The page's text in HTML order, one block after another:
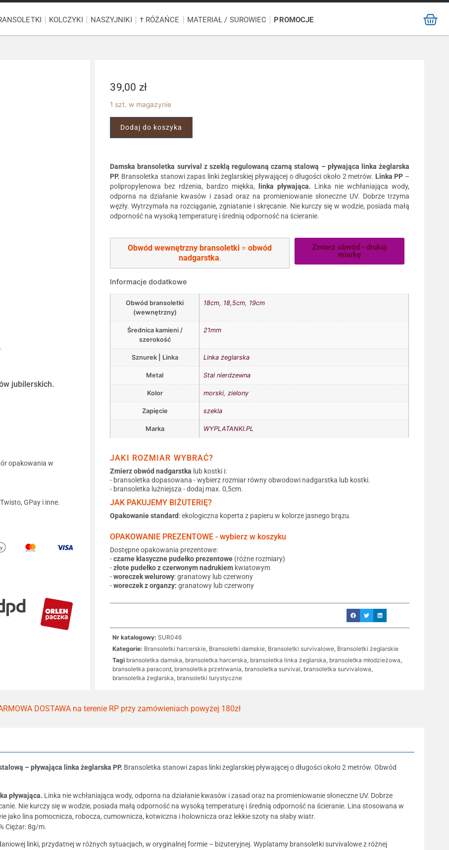
KOLCZYKI NASZYJNIKI † RÓŻAŃCE MATERIAŁ / SUROWIEC PROMOCJE
jubilerskich.
opakowania w
GPay i inne.
39,00 zł
1 szt. w magazynie
Dodaj do koszyka
Damska bransoletka survival z szeklą regulowaną czarną stalową – pływająca linka żeglarska
PP. Bransoletka stanowi zapas linki żeglarskiej pływającej o długości około 2 metrów. Linka PP –
polipropylenowa bez rdzenia, bardzo miękka, linkapływająca. Linka nie wchłaniająca wody,
odporna na działanie kwasów i zasad oraz na promieniowanie słoneczne UV. Dobrze trzyma
węzły. Wytrzymała na rozciąganie, zgniatanie i skręcanie. Nie kurczy się w wodzie, posiada małą
odporność na wysoką temperaturę i średnią odporność na ścieranie.
Obwód wewnętrzny bransoletki =obwód
nadgarstka.
Zmierz obwód - drukuj
miarkę
Informacje dodatkowe
Obwód bransoletki
(wewnętrzny)
18cm, 18,5cm, 19cm
Średnica kamieni /
szerokość
21mm
Sznurek | Linka Linka żeglarska
Metal Stal nierdzewna
Kolor morski,zielony
Zapięcie szekla
Marka WYPLATANKI.PL
JAKI ROZMIAR WYBRAĆ?
Zmierz obwód nadgarstka lub kostki i:
- bransoletka dopasowana - wybierz rozmiar równy obwodowi nadgarstka lub kostki.
- bransoletka luźniejsza - dodaj max. 0,5cm.
JAK PAKUJEMY BIŻUTERIĘ?
Opakowanie standard: ekologiczna koperta z papieru w kolorze jasnego brązu.
OPAKOWANIE PREZENTOWE - wybierz w koszyku
Dostępne opakowania prezentowe:
-czarne klasyczne pudełko prezentowe (różne rozmiary)
-złote pudełko z czerwonym nadrukiem kwiatowym
-woreczek welurowy: granatowy lub czerwony
-woreczek z organzy: granatowy lub czerwony
Nr katalogowy: SUR046
Kategorie: Bransoletki harcerskie, Bransoletki damskie, Bransoletki survivalowe, Bransoletki żeglarskie
Tagi bransoletka damska, bransoletka harcerska, bransoletka linka żeglarska, bransoletka młodzieżowa,
bransoletka paracord, bransoletka przetrwania, bransoletka survival, bransoletka survivalowa,
bransoletka żeglarska, bransoletki turystyczne
DOSTAWA na terenie RP przy zamówieniach powyżej 180zł
– pływająca linka żeglarska PP. Bransoletka stanowi zapas linki żeglarskiej pływającej o długości około 2 metrów. Obwód
pływająca. Linka nie wchłaniająca wody, odporna na działanie kwasów i zasad oraz na promieniowanie słoneczne UV. Dobrze
Nie kurczy się w wodzie, posiada małą odporność na wysoką temperaturę i średnią odporność na ścieranie. Lina stosowana w
jako lina pomocnicza, robocza, cumownicza, kotwiczna i holownicza oraz lekkie szoty na słaby wiatr.
Ciężar: 8g/m.
linki, przydatnej w różnych sytuacjach, w oryginalnej formie – biżuteryjnej. Wyplatamy bransoletki survivalowe z różnej